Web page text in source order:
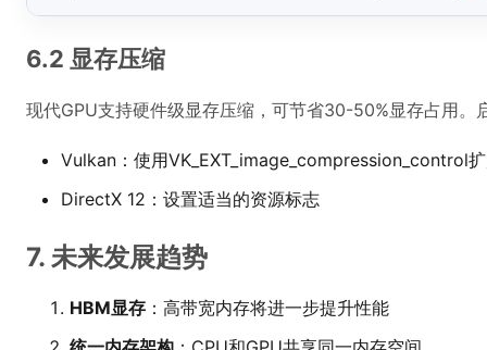
6.2 显存压缩
现代GPU支持硬件级显存压缩，可节省30-50%显存占用。
Vulkan：使用VK_EXT_image_compression_control
DirectX 12：设置适当的资源标志
7. 未来发展趋势
HBM显存 ：高带宽内存将进一步提升性能